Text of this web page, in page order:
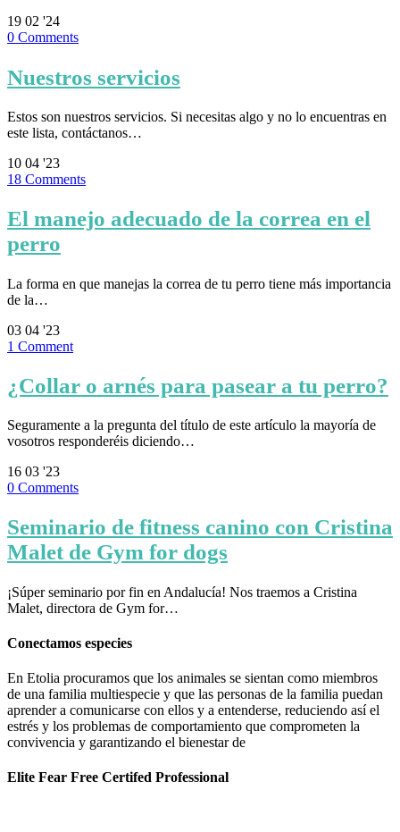
19 02 '24
0 Comments
Nuestros servicios
Estos son nuestros servicios. Si necesitas algo y no lo encuentras en
este lista, contáctanos…
10 04 '23
18 Comments
El manejo adecuado de la correa en el
perro
La forma en que manejas la correa de tu perro tiene más importancia
de la…
03 04 '23
1 Comment
¿Collar o arnés para pasear a tu perro?
Seguramente a la pregunta del título de este artículo la mayoría de
vosotros responderéis diciendo…
16 03 '23
0 Comments
Seminario de fitness canino con Cristina
Malet de Gym for dogs
¡Súper seminario por fin en Andalucía! Nos traemos a Cristina
Malet, directora de Gym for…
Conectamos especies
En Etolia procuramos que los animales se sientan como miembros
de una familia multiespecie y que las personas de la familia puedan
aprender a comunicarse con ellos y a entenderse, reduciendo así el
estrés y los problemas de comportamiento que comprometen la
convivencia y garantizando el bienestar de
Elite Fear Free Certifed Professional